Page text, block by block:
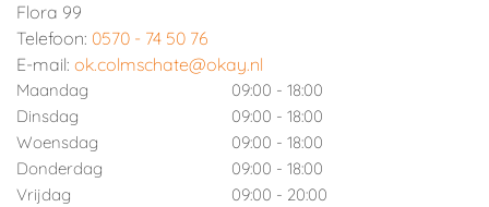
Flora 99
Telefoon: 0570 - 74 50 76
E-mail: ok.colmschate@okay.nl
Maandag
09:00 - 18:00
Dinsdag
09:00 - 18:00
Woensdag
09:00 - 18:00
Donderdag
09:00 - 18:00
Vrijdag
09:00 - 20:00